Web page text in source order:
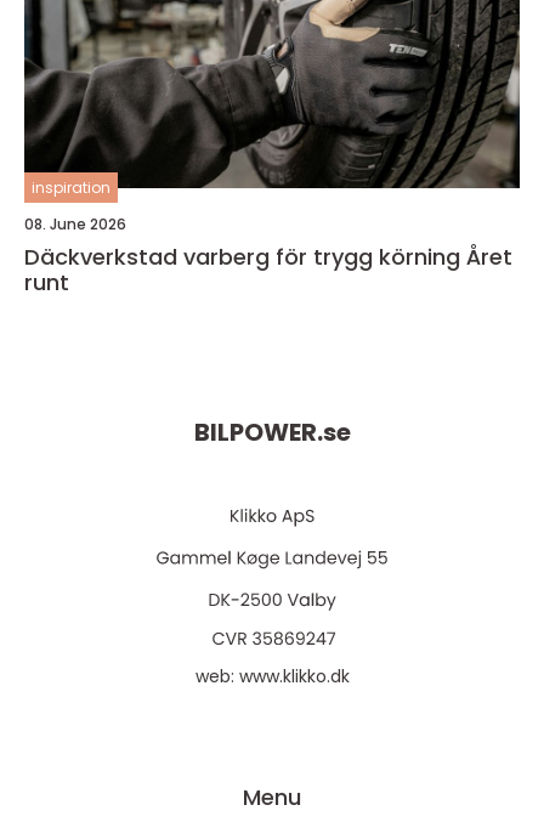
inspiration
08. June 2026
Däckverkstad varberg för trygg körning Året
runt
BILPOWER.se
web: www.klikko.dk
Menu